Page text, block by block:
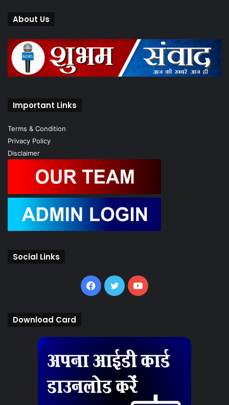
About Us
Important Links
Terms & Condition
Privacy Policy
Disclaimer
Social Links
Facebook
TwitterYouTube
Download Card